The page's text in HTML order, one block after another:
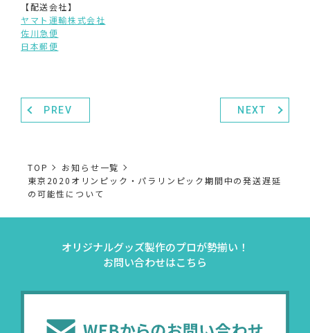
【配送会社】
ヤマト運輸株式会社
佐川急便
日本郵便
PREV NEXT
TOP
お知らせ一覧
東京2020オリンピック・パラリンピック期間中の発送遅延
の可能性について
オリジナルグッズ製作のプロが勢揃い！
お問い合わせはこちら